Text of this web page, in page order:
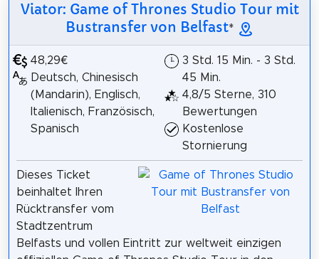
Viator: Game of Thrones Studio Tour mit
Bustransfer von Belfast*
48,29€
Deutsch, Chinesisch
(Mandarin), Englisch,
Italienisch, Französisch,
Spanisch
3 Std. 15 Min. - 3 Std.
45 Min.
4,8/5 Sterne, 310
Bewertungen
Kostenlose
Stornierung
Dieses Ticket
beinhaltet Ihren
Rücktransfer vom
Stadtzentrum
Belfasts und vollen Eintritt zur weltweit einzigen